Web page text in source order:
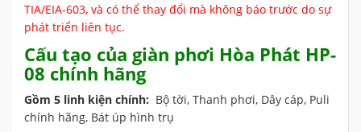
TIA/EIA-603, và có thể thay đổi mà không báo trước do sự
phát triển liên tục.
Cấu tạo của giàn phơi Hòa Phát HP-
08 chính hãng
Gồm 5 linh kiện chính: Bộ tời, Thanh phơi, Dây cáp, Puli
chính hãng, Bát úp hình trụ